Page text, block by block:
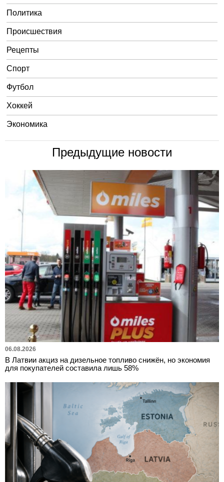
Политика
Происшествия
Рецепты
Спорт
Футбол
Хоккей
Экономика
Предыдущие новости
06.08.2026
В Латвии акциз на дизельное топливо снижён, но экономия
для покупателей составила лишь 58%